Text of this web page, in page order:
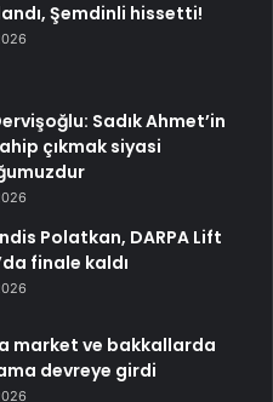
Şemdinli hissetti!
Sadık Ahmet’in
çıkmak siyasi
Polatkan, DARPA Lift
finale kaldı
market ve bakkallarda
devreye girdi